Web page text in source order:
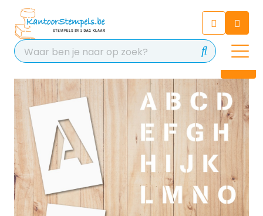
Chat 24/7 met onze chatbot
voor hulp
Contact